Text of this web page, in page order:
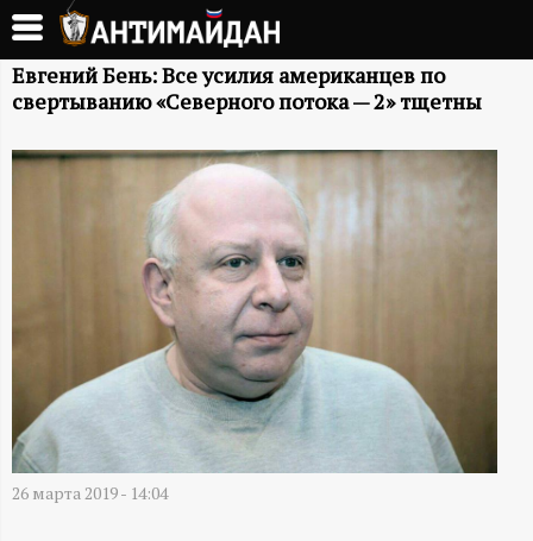
Перейти
основному
содержанию
А
М
А
Й
Д
Евгений Бень: Все усилия американцев по
свертыванию «Северного потока — 2» тщетны
26 марта 2019 - 14:04